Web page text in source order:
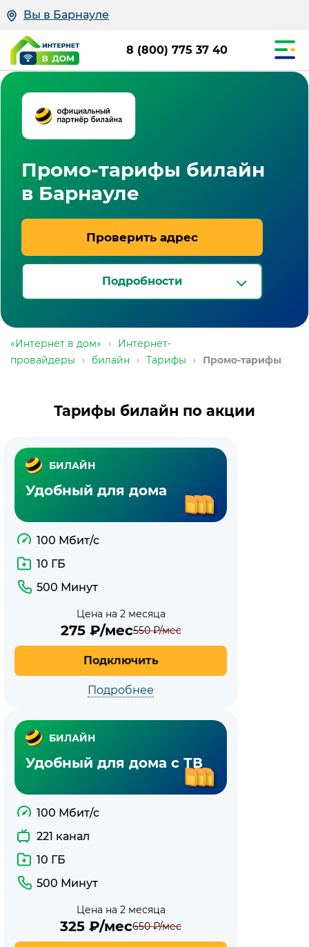
Вы в Барнауле
8 (800) 775 37 40
Промо-тарифы билайн
в Барнауле
Проверить адрес
Подробности
«Интернет в дом» ›
Интернет-
провайдеры
› билайн › Тарифы › Промо-тарифы
Тарифы билайн по акции
БИЛАЙН
Удобный для дома
100 Мбит/с
10 ГБ
500 Минут
Цена на 2 месяца
275₽/мес550₽/мес
Подключить
Подробнее
БИЛАЙН
Удобный для дома с ТВ
100 Мбит/с
221 канал
10 ГБ
500 Минут
Цена на 2 месяца
325 ₽/мес650₽/мес